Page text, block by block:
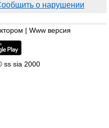
о нарушении
Www версия
ss sia 2000